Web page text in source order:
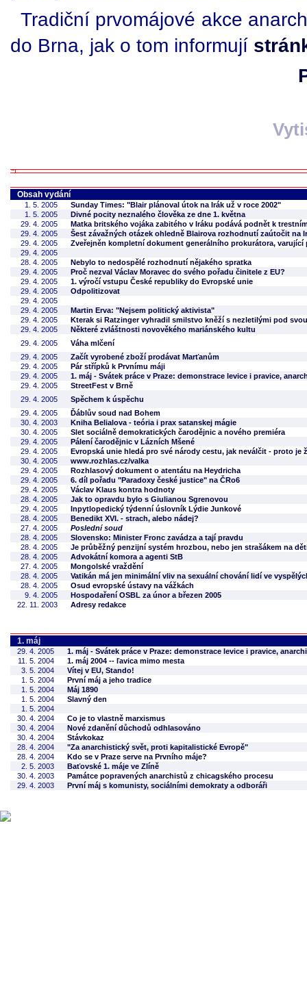
Tradiční prvomájové akce
do Brna, jak o tom informují
Obsah vydání
1. 5. 2005
Sunday Times: "Blair plánoval útok na Irák už v roce 2002"
1. 5. 2005
Divné pocity neznalého člověka ze dne 1. května
29. 4. 2005
Matka britského vojáka zabitého v Iráku podává podnět k
29. 4. 2005
Šest závažných otázek ohledně Blairova rozhodnutí zaútočit na
29. 4. 2005
Zveřejněn kompletní dokument generálního prokurátora,
29. 4. 2005
28. 4. 2005
Nebylo to nedospělé rozhodnutí nějakého spratka
29. 4. 2005
Proč nezval Václav Moravec do svého pořadu činitele z EU?
29. 4. 2005
1. výročí vstupu České republiky do Evropské unie
29. 4. 2005
Odpolitizovat
29. 4. 2005
29. 4. 2005
Martin Erva: "Nejsem politický aktivista"
29. 4. 2005
Kterak si Ratzinger vyhradil smilstvo kněží s nezletilými pod
29. 4. 2005
Některé zvláštnosti novověkého mariánského kultu
29. 4. 2005
Váha mlčení
29. 4. 2005
Začít vyrobené zboží prodávat Marťanům
29. 4. 2005
Pár střípků k Prvnímu máji
29. 4. 2005
1. máj - Svátek práce v Praze: demonstrace levice i pravice,
29. 4. 2005
StreetFest v Brně
29. 4. 2005
Spěchem k úspěchu
29. 4. 2005
Ďáblův soud nad Bohem
30. 4. 2003
Kniha Belialova - teória i prax satanskej mágie
30. 4. 2005
Slet sociálně demokratických čarodějnic a nového premiéra
29. 4. 2005
Pálení čarodějnic v Lázních Mšené
29. 4. 2005
Evropská unie hledá pro své národy cestu, jak neválčit - proto je
30. 4. 2005
www.rozhlas.cz/valka
29. 4. 2005
Rozhlasový dokument o atentátu na Heydricha
29. 4. 2005
6. díl pořadu "Paradoxy české justice" na ČRo6
29. 4. 2005
Václav Klaus kontra hodnoty
28. 4. 2005
Jak to opravdu bylo s Giulianou Sgrenovou
29. 4. 2005
Inpytlopedický týdenní úslovník Lýdie Junkové
28. 4. 2005
Benedikt XVI. - strach, alebo nádej?
27. 4. 2005
Poslední soud
28. 4. 2005
Slovensko: Minister Fronc zavádza a tají pravdu
28. 4. 2005
Je průběžný penzijní systém hrozbou, nebo jen strašákem na
28. 4. 2005
Advokátní komora a agenti StB
27. 4. 2005
Mongolské vraždění
28. 4. 2005
Vatikán má jen minimální vliv na sexuální chování lidí ve
28. 4. 2005
Osud evropské ústavy na vážkách
9. 4. 2005
Hospodaření OSBL za únor a březen 2005
22. 11. 2003
Adresy redakce
1. máj
29. 4. 2005
1. máj - Svátek práce v Praze: demonstrace levice i pravice,
11. 5. 2004
1. máj 2004 -- ľavica mimo mesta
3. 5. 2004
Vítej v EU, Stando!
1. 5. 2004
První máj a jeho tradice
1. 5. 2004
Máj 1890
1. 5. 2004
Slavný den
1. 5. 2004
30. 4. 2004
Co je to vlastně marxismus
30. 4. 2004
Nové zdanění důchodů odhlasováno
30. 4. 2004
Stávkokaz
28. 4. 2004
"Za anarchistický svět, proti kapitalistické Evropě"
28. 4. 2004
Kdo se v Praze serve na Prvního máje?
2. 5. 2003
Baťovské 1. máje ve Zlíně
30. 4. 2003
Památce popravených anarchistů z chicagského procesu
29. 4. 2003
První máj s komunisty, sociálními demokraty a odboráři